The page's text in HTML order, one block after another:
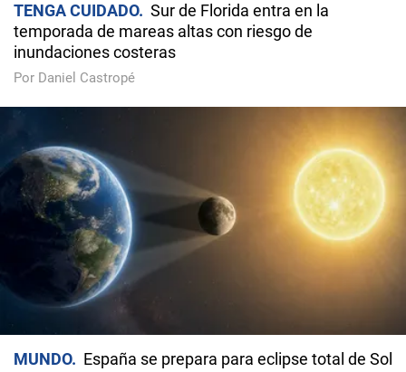
TENGA CUIDADO
Sur de Florida entra en la
temporada de mareas altas con riesgo de
inundaciones costeras
Por Daniel Castropé
MUNDO España se prepara para eclipse total de Sol